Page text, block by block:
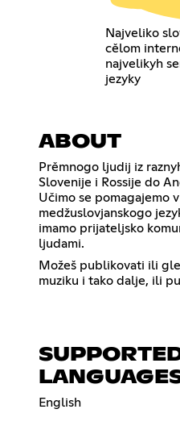
Najveliko
cělom
najvelikyh
jezyky
ABOUT
Prěmnogo ljudij iz
Slovenije i Rossije do
Učimo se pomagajemo
medžuslovjanskogo
imamo prijateljsko
ljudami.
Možeš publikovati ili
muziku i tako dalje, ili
English